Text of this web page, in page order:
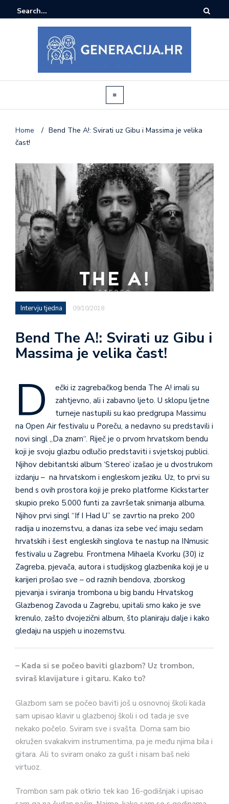
Home / Bend The A!: Svirati uz Gibu i Massima je velika
čast!
Intervju tjedna 09/10/2018
Bend The A!: Svirati uz Gibu i
Massima je velika čast!
D
ečki iz zagrebačkog benda The A! imali su
zahtjevno, ali i zabavno ljeto. U sklopu ljetne
turneje nastupili su kao predgrupa Massimu
na Open Air festivalu u Poreču, a nedavno su predstavili i
novi singl „Da znam“. Riječ je o prvom hrvatskom bendu
koji je svoju glazbu odlučio predstaviti i svjetskoj publici.
Njihov debitantski album ‘Stereo’ izašao je u dvostrukom
izdanju – na hrvatskom i engleskom jeziku. Uz, to prvi su
bend s ovih prostora koji je preko platforme Kickstarter
skupio preko 5.000 funti za završetak snimanja albuma.
Njihov prvi singl “If I Had U” se zavrtio na preko 200
radija u inozemstvu, a danas iza sebe već imaju sedam
hrvatskih i šest engleskih singlova te nastup na INmusic
festivalu u Zagrebu. Frontmena Mihaela Kvorku (30) iz
Zagreba, pjevača, autora i studijskog glazbenika koji je u
karijeri prošao sve – od raznih bendova, zborskog
pjevanja i sviranja trombona u big bandu Hrvatskog
Glazbenog Zavoda u Zagrebu, upitali smo kako je sve
krenulo, zašto dvojezični album, što planiraju dalje i kako
gledaju na uspjeh u inozemstvu.
– Kada si se počeo baviti glazbom? Uz trombon,
sviraš klavijature i gitaru. Kako to?
Glazbom sam se počeo baviti još u osnovnoj školi kada
sam upisao klavir u glazbenoj školi i od tada je sve
nekako počelo. Sviram sve i svašta. Doma sam bio
okružen svakakvim instrumentima, pa je među njima bila i
gitara. Ali to sviram onako za gušt i nisam baš neki
virtuoz.
Trombon sam pak otkrio tek kao 16-godišnjak i upisao